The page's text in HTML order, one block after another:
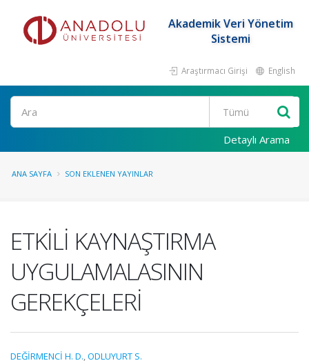
Akademik Veri Yönetim
Sistemi
Araştırmacı Girişi English
Ara
Detaylı Arama
ANA SAYFA SON EKLENEN YAYINLAR
ETKİLİ KAYNAŞTIRMA
UYGULAMALASININ
GEREKÇELERİ
DEĞİRMENCİ H. D.,ODLUYURT S.